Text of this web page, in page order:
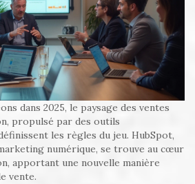
dans 2025, le paysage des ventes
propulsé par des outils
les règles du jeu. HubSpot,
numérique, se trouve au cœur
apportant une nouvelle manière
vente.